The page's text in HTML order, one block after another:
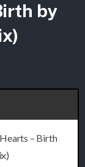
by
– Birth